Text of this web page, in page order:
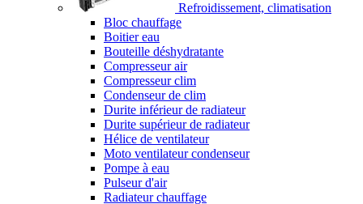
Refroidissement, climatisation
Bloc chauffage
Boitier eau
Bouteille déshydratante
Compresseur air
Compresseur clim
Condenseur de clim
Durite inférieur de radiateur
Durite supérieur de radiateur
Hélice de ventilateur
Moto ventilateur condenseur
Pompe à eau
Pulseur d'air
Radiateur chauffage